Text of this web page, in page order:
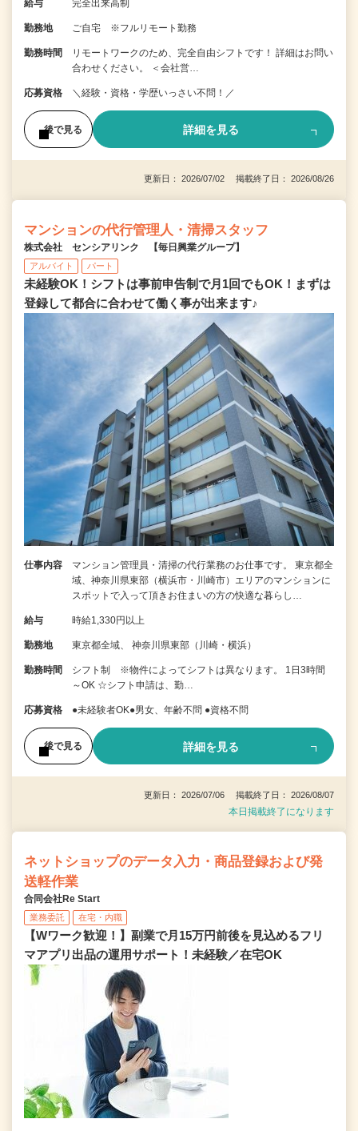
給与 完全出来高制
勤務地 ご自宅 ※フルリモート勤務
勤務時間
リモートワークのため、完全自由シフトです！ 詳細はお問い
合わせください。 ＜会社営…
応募資格 ＼経験・資格・学歴いっさい不問！／
後で見る 詳細を見る
更新日： 2026/07/02 掲載終了日： 2026/08/26
マンションの代行管理人・清掃スタッフ
株式会社 センシアリンク 【毎日興業グループ】
アルバイト パート
未経験OK！シフトは事前申告制で月1回でもOK！まずは
登録して都合に合わせて働く事が出来ます♪
仕事内容
マンション管理員・清掃の代行業務のお仕事です。 東京都全
域、神奈川県東部（横浜市・川崎市）エリアのマンションに
スポットで入って頂きお住まいの方の快適な暮らし…
給与 時給1,330円以上
勤務地 東京都全域、 神奈川県東部（川崎・横浜）
勤務時間
シフト制 ※物件によってシフトは異なります。 1日3時間
～OK ☆シフト申請は、勤…
応募資格 ●未経験者OK●男女、年齢不問 ●資格不問
後で見る 詳細を見る
更新日： 2026/07/06 掲載終了日： 2026/08/07
本日掲載終了になります
ネットショップのデータ入力・商品登録および発
送軽作業
合同会社Re Start
業務委託 在宅・内職
【Wワーク歓迎！】副業で月15万円前後を見込めるフリ
マアプリ出品の運用サポート！未経験／在宅OK